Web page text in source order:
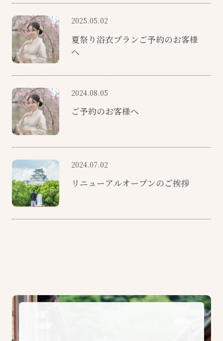
2025.05.02
夏祭り浴衣プランご予約のお客様
へ
2024.08.05
ご予約のお客様へ
2024.07.02
リニューアルオープンのご挨拶